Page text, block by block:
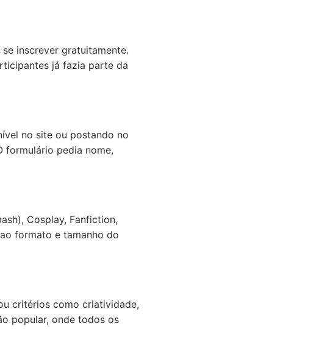
inscrever gratuitamente.
já fazia parte da
no site ou postando no
formulário pedia nome,
Cosplay, Fanfiction,
formato e tamanho do
critérios como criatividade,
popular, onde todos os